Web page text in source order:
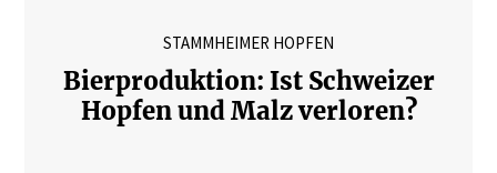
STAMMHEIMER HOPFEN
Bierproduktion: Ist Schweizer
Hopfen und Malz verloren?